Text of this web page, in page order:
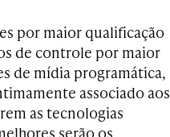
por maior qualificação
de controle por maior
de mídia programática,
associado aos
as tecnologias
serão os